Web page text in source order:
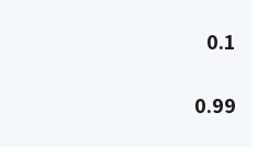
0.1
0.99